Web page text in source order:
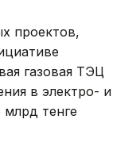
проектов,
газовая ТЭЦ
в электро- и
тенге